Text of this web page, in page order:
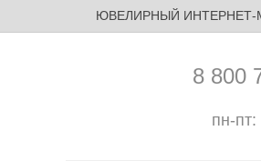
ЮВЕЛИРНЫЙ ИНТЕРНЕТ-
8 800
пн-